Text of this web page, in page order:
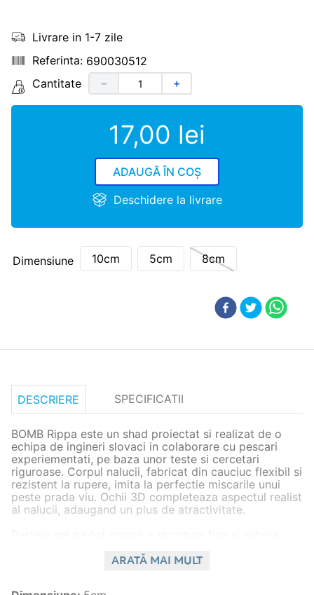
Livrare in 1-7 zile
690030512
Cantitate
＋
－
17,00 lei
ADAUGĂ ÎN COȘ
Deschidere la livrare
Dimensiune 10cm 5cm 8cm
DESCRIERE SPECIFICATII
BOMB Rippa este un shad proiectat si realizat de o
echipa de ingineri slovaci in colaborare cu pescari
experiementati, pe baza unor teste si cercetari
riguroase. Corpul nalucii, fabricat din cauciuc flexibil si
rezistent la rupere, imita la perfectie miscarile unui
peste prada viu. Ochii 3D completeaza aspectul realist
al nalucii, adaugand un plus de atractivitate.
punct in care puteti infige carligul jigului pentru o
ARATĂ MAI MULT